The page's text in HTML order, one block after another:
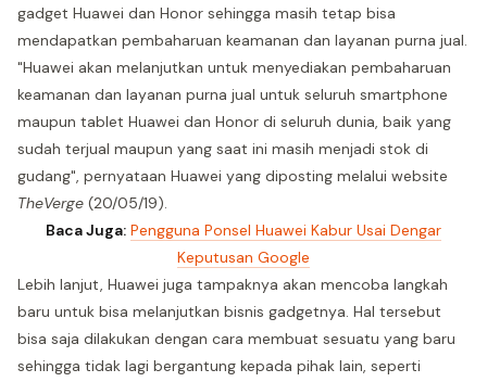
gadget Huawei dan Honor sehingga masih tetap bisa
mendapatkan pembaharuan keamanan dan layanan purna jual.
"Huawei akan melanjutkan untuk menyediakan pembaharuan
keamanan dan layanan purna jual untuk seluruh smartphone
maupun tablet Huawei dan Honor di seluruh dunia, baik yang
sudah terjual maupun yang saat ini masih menjadi stok di
gudang", pernyataan Huawei yang diposting melalui website
TheVerge (20/05/19).
Baca Juga: Pengguna Ponsel Huawei Kabur Usai Dengar
Keputusan Google
Lebih lanjut, Huawei juga tampaknya akan mencoba langkah
baru untuk bisa melanjutkan bisnis gadgetnya. Hal tersebut
bisa saja dilakukan dengan cara membuat sesuatu yang baru
sehingga tidak lagi bergantung kepada pihak lain, seperti